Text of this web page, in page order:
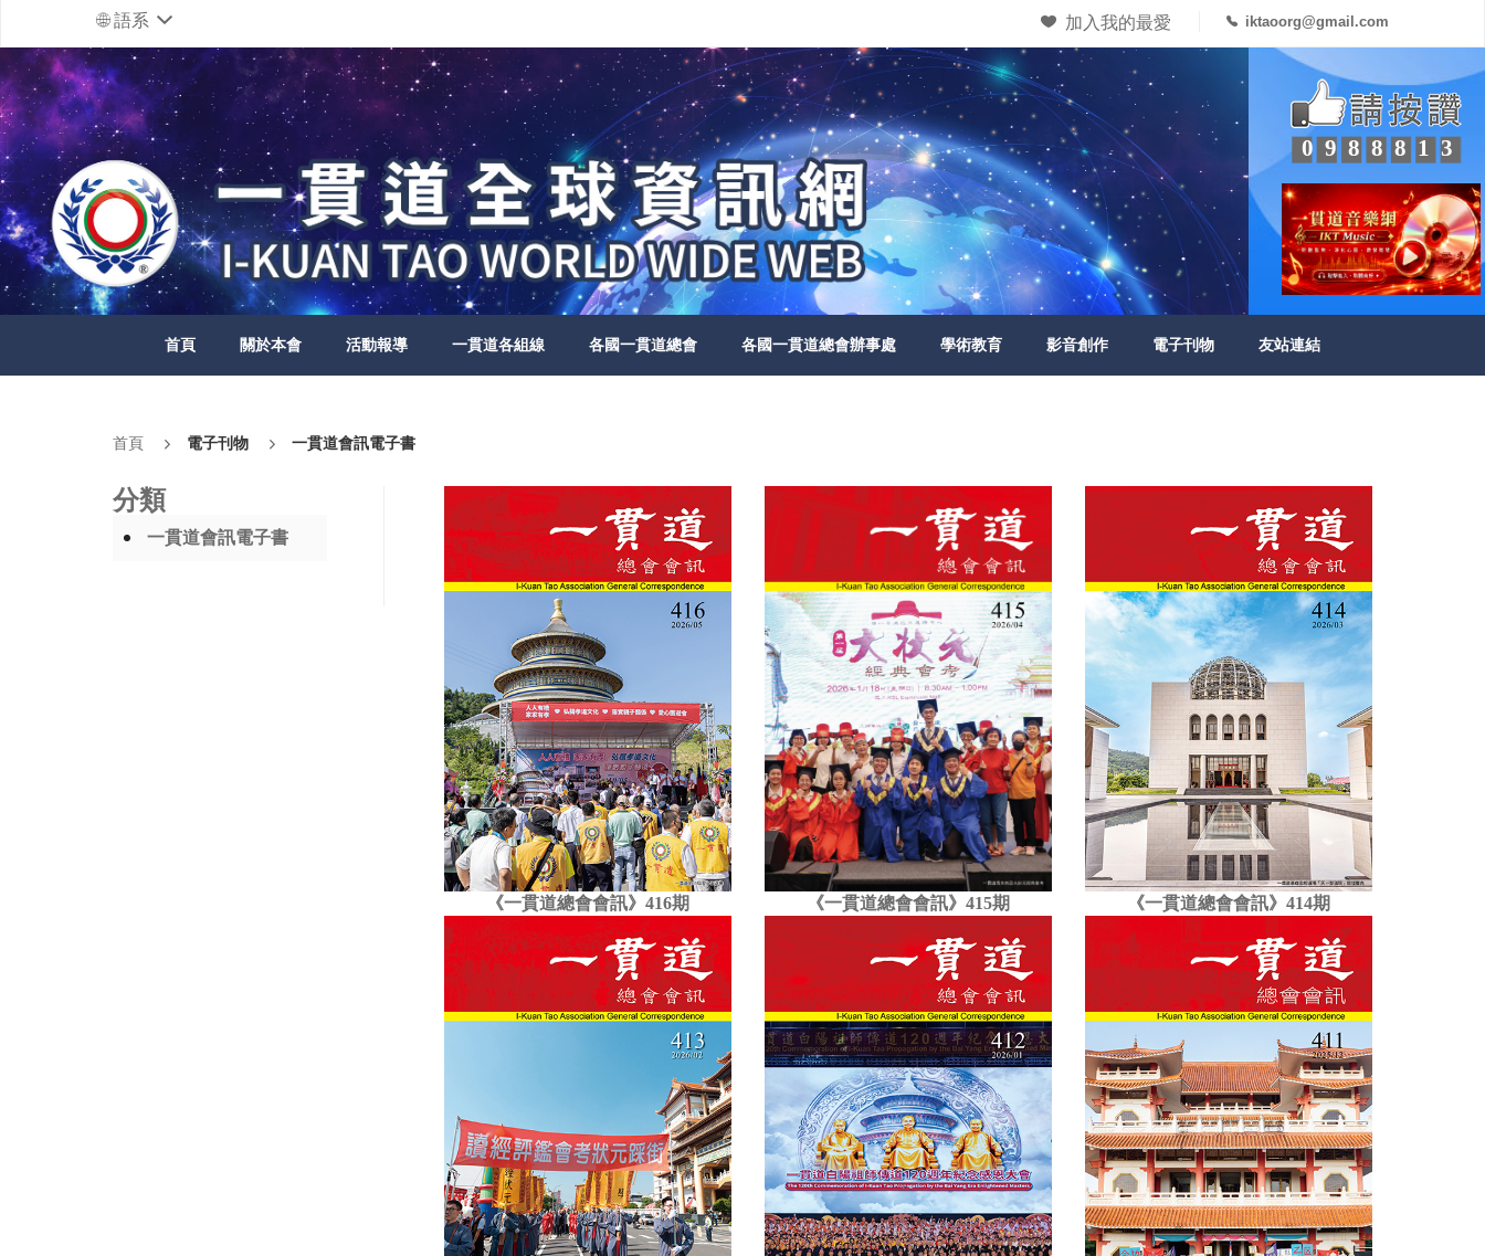
語系 加入我的最愛 iktaoorg@gmail.com
0988813
首頁 關於本會 活動報導 一貫道各組線 各國一貫道總會 各國一貫道總會辦事處 學術教育 影音創作 電子刊物 友站連結
首頁 電子刊物 一貫道會訊電子書
分類
一貫道會訊電子書
《一貫道總會會訊》416期 《一貫道總會會訊》415期 《一貫道總會會訊》414期